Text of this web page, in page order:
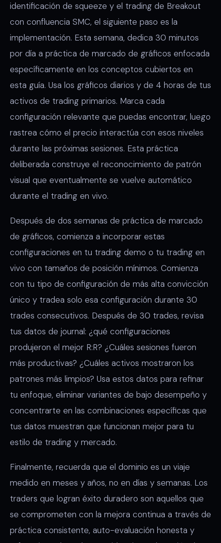
identificación de squeeze y el trading de Breakout
con confluencia SMC, el siguiente paso es la
implementación. Esta semana, dedica 30 minutos
por día a práctica de marcado de gráficos enfocada
específicamente en los conceptos cubiertos en
esta guía. Usa los gráficos diarios y de 4 horas de tus
activos de trading primarios. Marca cada
configuración relevante que puedas encontrar, luego
rastrea cómo el precio interactúa con esos niveles
durante las próximas sesiones. Esta práctica
deliberada construye el reconocimiento de patrón
visual que eventualmente se vuelve automático
durante el trading en vivo.
Después de dos semanas de práctica de marcado
de gráficos, comienza a incorporar estas
configuraciones en tu trading demo o tu trading en
vivo con tamaños de posición mínimos. Comienza
con tu tipo de configuración de más alta convicción
único y tradea solo esa configuración durante 30
trades consecutivos. Después de 30 trades, revisa
tus datos de journal: ¿qué configuraciones
produjeron el mejor R:R? ¿Cuáles sesiones fueron
más productivas? ¿Cuáles activos mostraron los
patrones más limpios? Usa estos datos para refinar
tu enfoque, eliminar variantes de bajo desempeño y
concentrarte en las combinaciones específicas que
tus datos muestran que funcionan mejor para tu
estilo de trading y mercado.
Finalmente, recuerda que el dominio es un viaje
medido en meses y años, no en días y semanas. Los
traders que logran éxito duradero son aquellos que
se comprometen con la mejora continua a través de
práctica consistente, auto-evaluación honesta y